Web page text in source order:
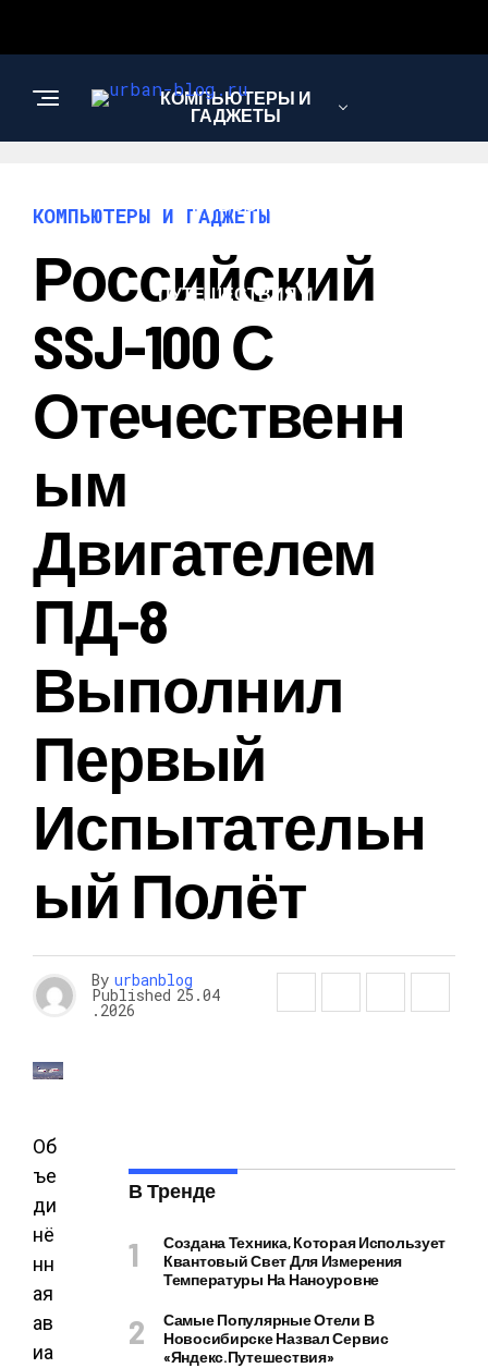
КОМПЬЮТЕРЫ И
ГАДЖЕТЫ
НОВОСТИ
ПУТЕШЕСТВИЯ И
КОМПЬЮТЕРЫ И ГАДЖЕТЫ
Российский
SSJ-100 С
Отечественн
Ым
Двигателем
ПД-8
Выполнил
Первый
Испытательн
Ый Полёт
By urbanblog
Published 25.04
.2026
Об
ъе
ди
нё
нн
ая
ав
иа
В Тренде
Создана Техника, Которая Использует
Квантовый Свет Для Измерения
Температуры На Наноуровне
Самые Популярные Отели В
Новосибирске Назвал Сервис
«Яндекс.Путешествия»